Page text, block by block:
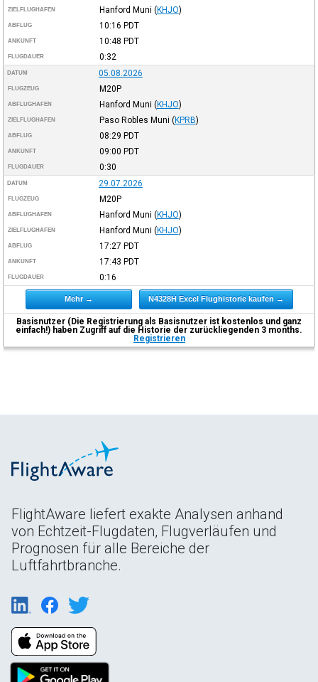
ZIELFLUGHAFEN Hanford Muni (KHJO)
ABFLUG 10:16 PDT
ANKUNFT 10:48 PDT
FLUGDAUER 0:32
DATUM 05.08.2026
FLUGZEUG M20P
ABFLUGHAFEN Hanford Muni (KHJO)
ZIELFLUGHAFEN Paso Robles Muni (KPRB)
ABFLUG 08:29 PDT
ANKUNFT 09:00 PDT
FLUGDAUER 0:30
DATUM 29.07.2026
FLUGZEUG M20P
ABFLUGHAFEN Hanford Muni (KHJO)
ZIELFLUGHAFEN Hanford Muni (KHJO)
ABFLUG 17:27 PDT
ANKUNFT 17:43 PDT
FLUGDAUER 0:16
Mehr → N4328H Excel Flughistorie kaufen →
Basisnutzer (Die Registrierung als Basisnutzer ist kostenlos und ganz
einfach!) haben Zugriff auf die Historie der zurückliegenden 3 months.
Registrieren
FlightAware liefert exakte Analysen anhand
von Echtzeit-Flugdaten, Flugverläufen und
Prognosen für alle Bereiche der
Luftfahrtbranche.